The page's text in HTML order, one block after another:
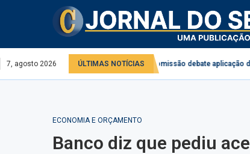
7, agosto 2026 ÚLTIMAS NOTÍCIAS
público e privado Comissão debate aplicação da Lei do
ECONOMIA E ORÇAMENTO
Banco diz que pediu